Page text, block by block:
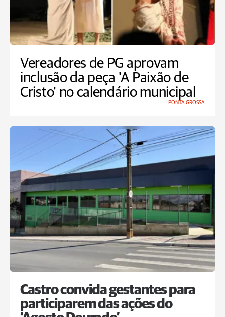
Vereadores de PG aprovam
inclusão da peça 'A Paixão de
Cristo' no calendário municipal
PONTA GROSSA
Castro convida gestantes para
participarem das ações do